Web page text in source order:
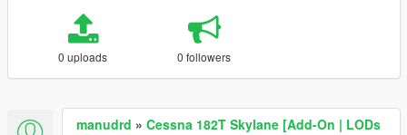
0 uploads 0 followers
manudrd » Cessna 182T Skylane [Add-On | LODs